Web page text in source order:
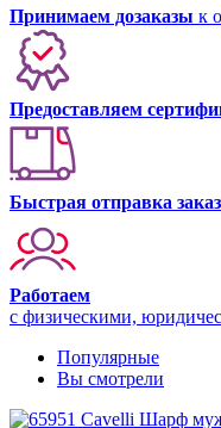
Принимаем дозаказы к
Предоставляем
Быстрая отправка
Работаем
с физическими,
Популярные
Вы смотрели